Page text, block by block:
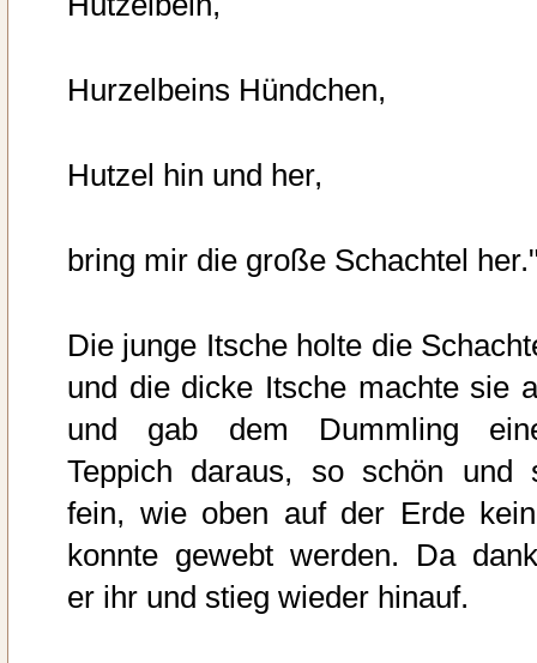
Hurzelbeins Hündchen,
Hutzel hin und her,
bring mir die große Schachtel
Die junge Itsche holte die
und die dicke Itsche machte sie
und gab dem Dummling
Teppich daraus, so schön und
fein, wie oben auf der Erde
konnte gewebt werden. Da
er ihr und stieg wieder hinauf.